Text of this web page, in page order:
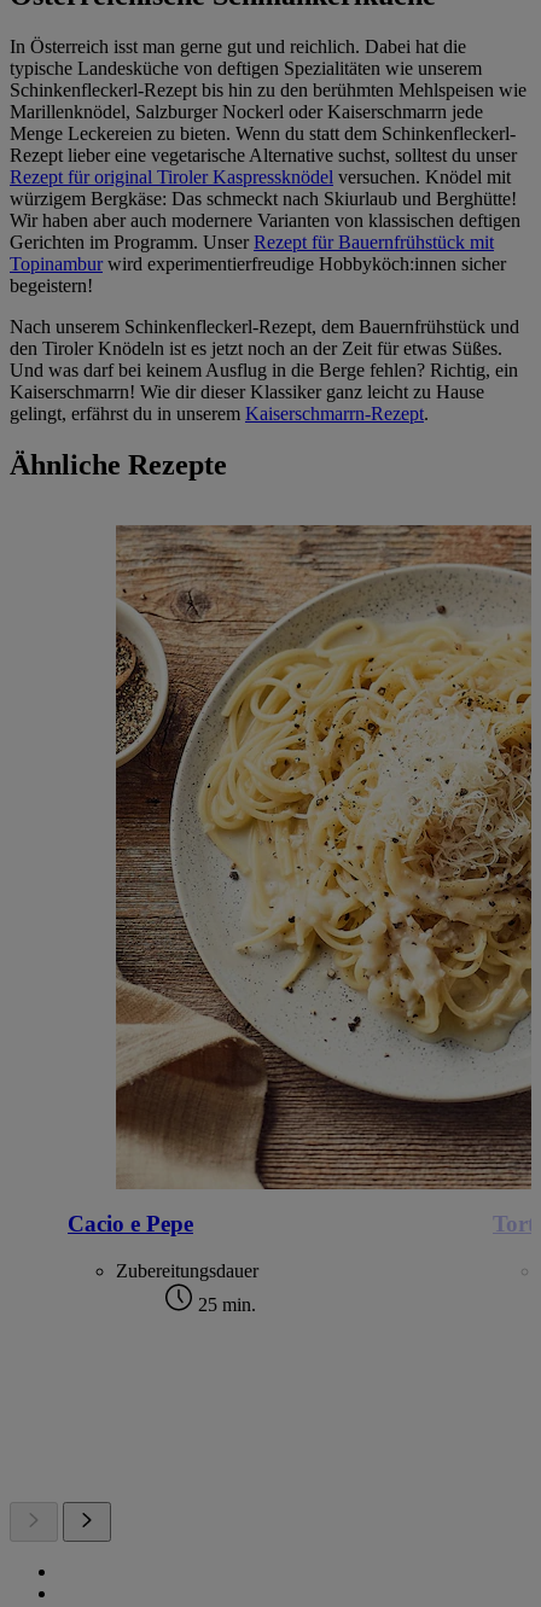
In Österreich isst man gerne gut und reichlich. Dabei hat die
typische Landesküche von deftigen Spezialitäten wie unserem
Schinkenfleckerl-Rezept bis hin zu den berühmten Mehlspeisen wie
Marillenknödel, Salzburger Nockerl oder Kaiserschmarrn jede
Menge Leckereien zu bieten. Wenn du statt dem Schinkenfleckerl-
Rezept lieber eine vegetarische Alternative suchst, solltest du unser
Rezept für original Tiroler Kaspressknödel versuchen. Knödel mit
würzigem Bergkäse: Das schmeckt nach Skiurlaub und Berghütte!
Wir haben aber auch modernere Varianten von klassischen deftigen
Gerichten im Programm. UnserRezept für Bauernfrühstück mit
Topinamburwird experimentierfreudige Hobbyköch:innen sicher
begeistern!
Nach unserem Schinkenfleckerl-Rezept, dem Bauernfrühstück und
den Tiroler Knödeln ist es jetzt noch an der Zeit für etwas Süßes.
Und was darf bei keinem Ausflug in die Berge fehlen? Richtig, ein
Kaiserschmarrn! Wie dir dieser Klassiker ganz leicht zu Hause
gelingt, erfährst du in unserem Kaiserschmarrn-Rezept.
Ähnliche Rezepte
Cacio e Pepe
Zubereitungsdauer
25 min.